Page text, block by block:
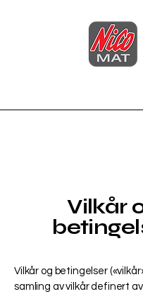
Vilkår
Vilkår og betingelser
samling av vilkår definert